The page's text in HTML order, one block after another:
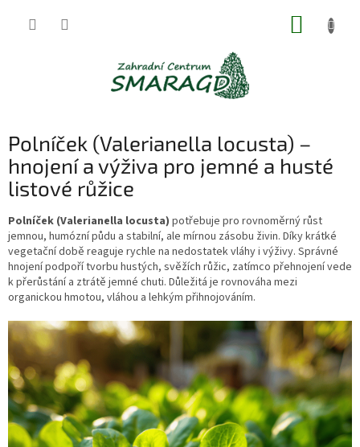
Polníček (Valerianella locusta) –
hnojení a výživa pro jemné a husté
listové růžice
Polníček (Valerianella locusta) potřebuje pro rovnoměrný růst
jemnou, humózní půdu a stabilní, ale mírnou zásobu živin. Díky krátké
vegetační době reaguje rychle na nedostatek vláhy i výživy. Správné
hnojení podpoří tvorbu hustých, svěžích růžic, zatímco přehnojení vede
k přerůstání a ztrátě jemné chuti. Důležitá je rovnováha mezi
organickou hmotou, vláhou a lehkým přihnojováním.